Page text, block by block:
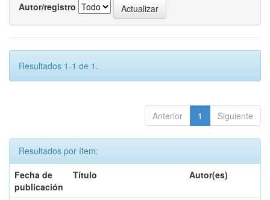
Autor/registro
Resultados 1-1 de 1.
Anterior 1 Siguiente
Resultados por ítem:
Fecha de
publicación
Título Autor(es)